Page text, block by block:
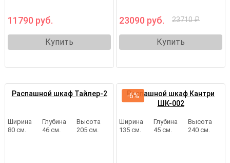
11790 руб.
Купить
23090 руб. 23710 ₽
Купить
Распашной шкаф Тайлер-2
Ширина
80 см.
Глубина
46 см.
Высота
205 см.
Распашной шкаф Кантри
ШК-002
Ширина
135 см.
Глубина
45 см.
Высота
240 см.
-6%